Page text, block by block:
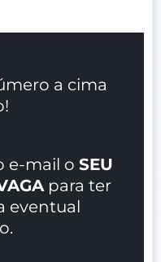
a cima
e-mail o SEU
para ter
eventual